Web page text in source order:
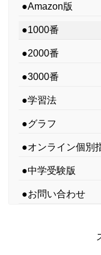
●Amazon版
●1000番
●2000番
●3000番
●学習法
●グラフ
●オンライン個別
●中学受験版
●お問い合わせ